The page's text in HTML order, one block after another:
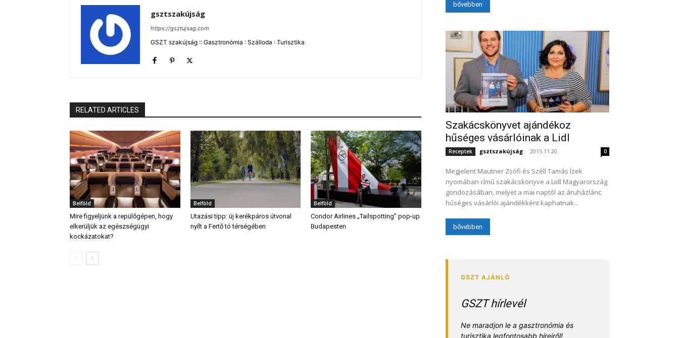
gsztszakújság
https://gsztujsag.com
GSZT szakújság :: Gasztronómia : Szálloda : Turisztika
RELATED ARTICLES
Belföld
Mire figyeljünk a repülőgépen, hogy
elkerüljük az egészségügyi
kockázatokat?
Belföld
Utazási tipp: új kerékpáros útvonal
nyílt a Fertő tó térségében
Belföld
Condor Airlines „Tailspotting” pop-up
Budapesten
bővebben
Szakácskönyvet ajándékoz
hűséges vásárlóinak a Lidl
Receptek gsztszakújság - 2015.11.20. 0
Megjelent Mautner Zsófi és Széll Tamás Ízek
nyomában című szakácskönyve a Lidl Magyarország
gondozásában, melyet a mai naptól az áruházlánc
hűséges vásárlói ajándékként kaphatnak...
bővebben
GSZT hírlevél
Ne maradjon le a gasztronómia és
turisztika legfontosabb híreiről!